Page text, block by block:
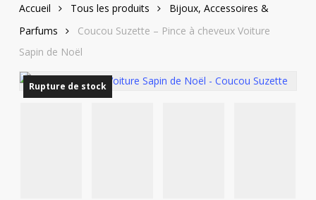
Accueil Tous les produits
Bijoux, Accessoires &
Parfums
Coucou Suzette – Pince à cheveux Voiture
Sapin de Noël
Rupture de stock